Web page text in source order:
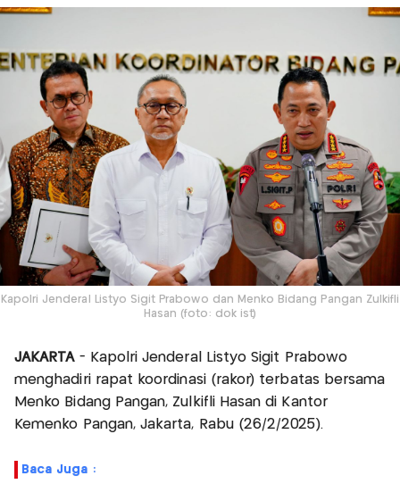
Kapolri Jenderal Listyo Sigit Prabowo dan Menko Bidang Pangan Zulkifli
Hasan (foto: dok ist)
JAKARTA- Kapolri Jenderal Listyo Sigit Prabowo
menghadiri rapat koordinasi (rakor) terbatas bersama
Menko Bidang Pangan, Zulkifli Hasan di Kantor
Kemenko Pangan, Jakarta, Rabu (26/2/2025).
Baca Juga :